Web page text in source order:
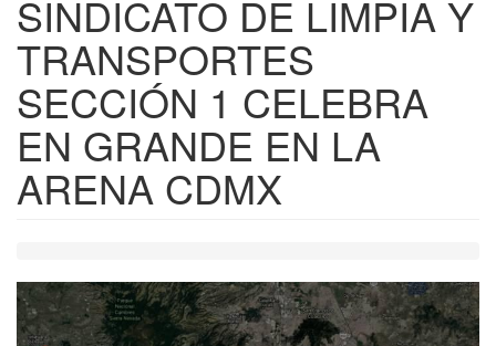
SINDICATO DE LIMPIA Y
TRANSPORTES
SECCIÓN 1 CELEBRA
EN GRANDE EN LA
ARENA CDMX